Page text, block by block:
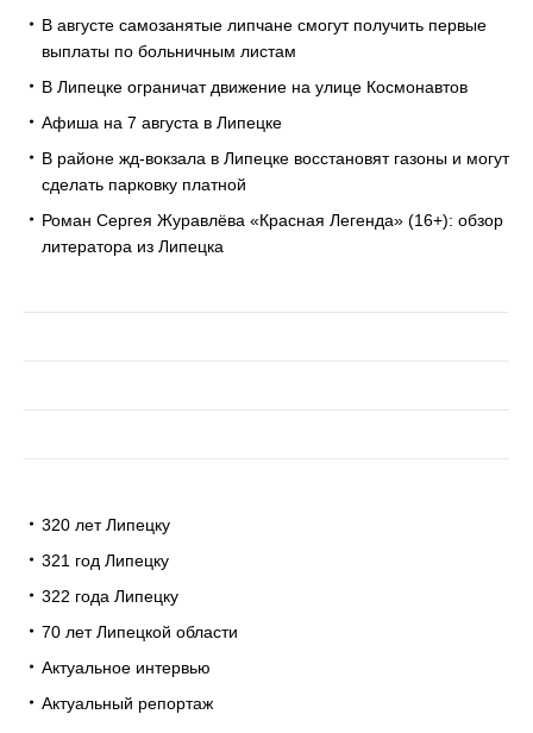
В августе самозанятые липчане смогут получить первые
выплаты по больничным листам
В Липецке ограничат движение на улице Космонавтов
Афиша на 7 августа в Липецке
В районе жд-вокзала в Липецке восстановят газоны и могут
сделать парковку платной
Роман Сергея Журавлёва «Красная Легенда» (16+): обзор
литератора из Липецка
320 лет Липецку
321 год Липецку
322 года Липецку
70 лет Липецкой области
Актуальное интервью
Актуальный репортаж